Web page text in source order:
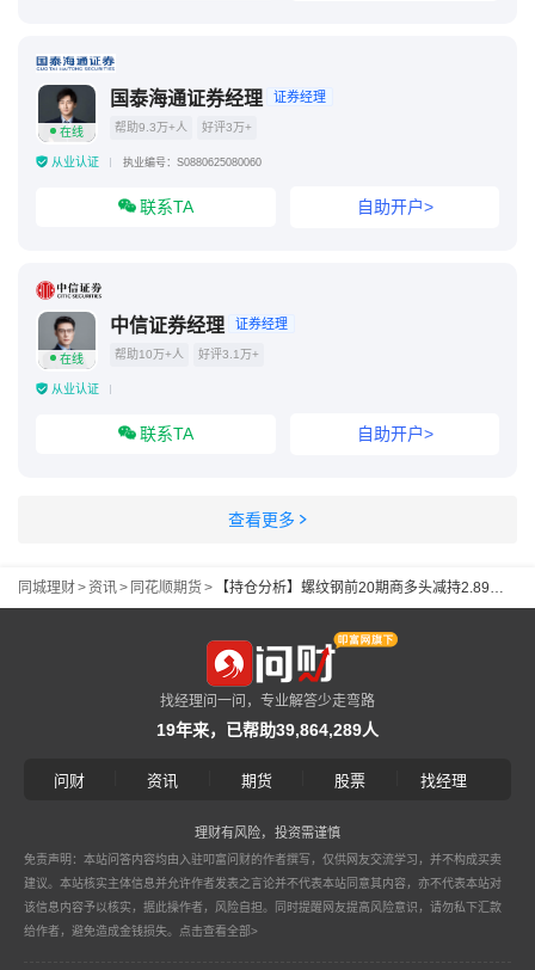
在线
国泰海通证券经理 证券经理
帮助9.3万+人 好评3万+
从业认证 执业编号：S0880625080060
联系TA 自助开户>
在线
中信证券经理 证券经理
帮助10万+人 好评3.1万+
从业认证
联系TA 自助开户>
查看更多
同城理财>资讯> 同花顺期货> 【持仓分析】螺纹钢前20期商多头减持2.89万手、空头增持1.92万手！
找经理问一问，专业解答少走弯路
19年来，已帮助39,864,289人
问财 资讯 期货 股票 找经理
理财有风险，投资需谨慎
免责声明：本站问答内容均由入驻叩富问财的作者撰写，仅供网友交流学习，并不构成买卖
建议。本站核实主体信息并允许作者发表之言论并不代表本站同意其内容，亦不代表本站对
该信息内容予以核实，据此操作者，风险自担。同时提醒网友提高风险意识，请勿私下汇款
给作者，避免造成金钱损失。 点击查看全部>